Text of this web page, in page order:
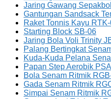
Jaring Gawang
Gantungan Sandsack
Raket Tonnis Kayu
Starting Block SB-06
Jaring Bola Voli Trinity
Palang Bertingkat
Kuda-Kuda Pelana
Papan Step Aerobik
Bola Senam Ritmik
Gada Senam Ritmik
Simpai Senam Ritmik